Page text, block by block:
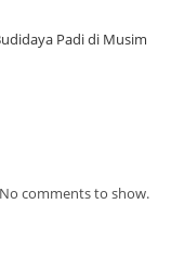
Padi di Musim
No comments to show.